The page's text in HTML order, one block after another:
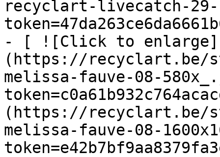
recyclart-livecatch-29-
- [ ![Click to enlarge]
(https://recyclart.be/
melissa-fauve-08-
(https://recyclart.be/
melissa-fauve-08-